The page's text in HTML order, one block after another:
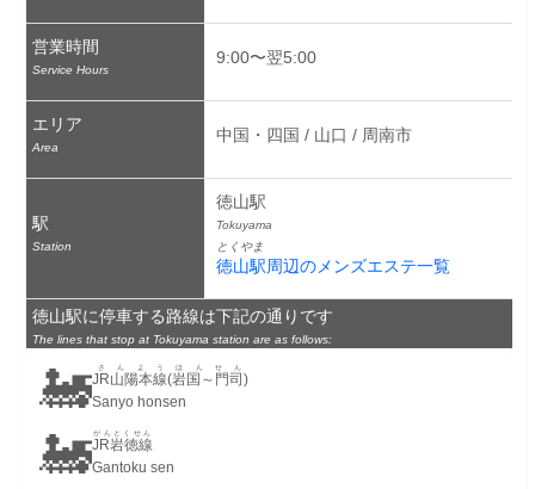
営業時間
Service Hours
9:00〜翌5:00
エリア
Area
中国・四国 / 山口 / 周南市
駅
Station
徳山駅
Tokuyama
とくやま
徳山駅周辺のメンズエステ一覧
徳山駅に停車する路線は下記の通りです
The lines that stop at Tokuyama station are as follows:
🚂JR山陽本線(岩国～門司)
さんようほんせん
Sanyo honsen
🚂JR岩徳線
がんとくせん
Gantoku sen